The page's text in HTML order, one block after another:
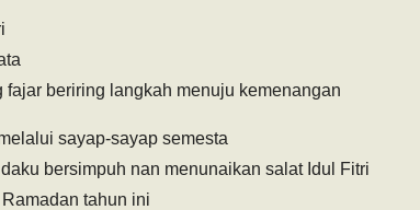
beriring langkah menuju kemenangan
sayap-sayap semesta
bersimpuh nan menunaikan salat Idul Fitri
tahun ini